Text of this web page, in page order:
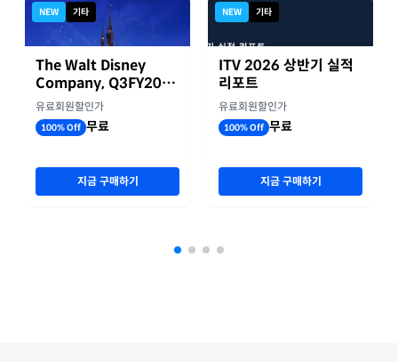
NEW 기타
The Walt Disney
Company, Q3FY2026
실적자료
유료회원할인가
100% Off 무료
지금 구매하기
NEW 기타
ITV 2026 상반기 실적
리포트
유료회원할인가
100% Off 무료
지금 구매하기